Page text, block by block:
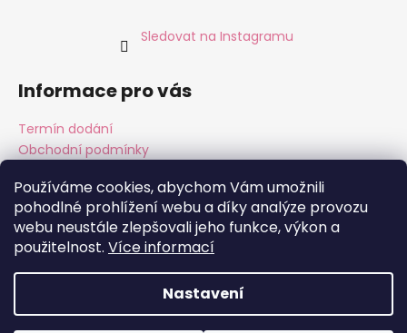
Používáme cookies, abychom Vám umožnili
pohodlné prohlížení webu a díky analýze provozu
webu neustále zlepšovali jeho funkce, výkon a
použitelnost. Více informací
Nastavení
Sledovat na Instagramu
Informace pro vás
Termín dodání
Obchodní podmínky
Instagram Facebook